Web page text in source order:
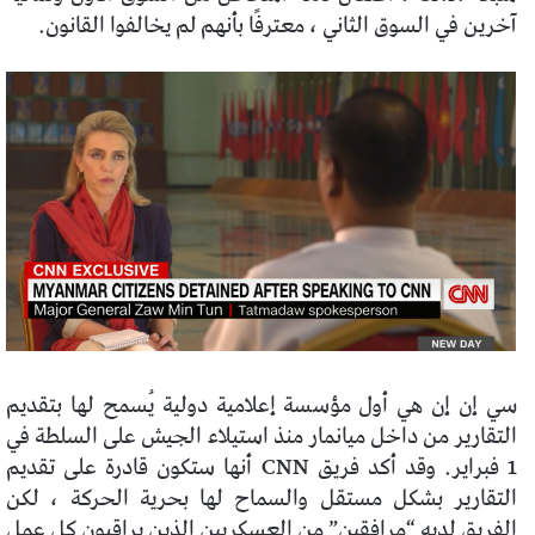
آخرين في السوق الثاني ، معترفًا بأنهم لم يخالفوا القانون.
سي إن إن هي أول مؤسسة إعلامية دولية يُسمح لها بتقديم
التقارير من داخل ميانمار منذ استيلاء الجيش على السلطة في
1 فبراير. وقد أكد فريق CNN أنها ستكون قادرة على تقديم
التقارير بشكل مستقل والسماح لها بحرية الحركة ، لكن